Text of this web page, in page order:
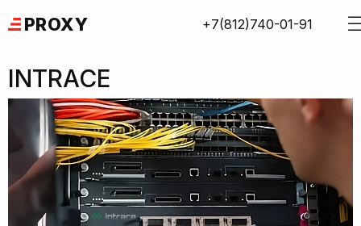
to
PROXY +7(812)740-01-91
INTRACE